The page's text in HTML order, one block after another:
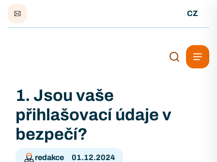
CZ
1. Jsou vaše
přihlašovací údaje v
bezpečí?
redakce 01.12.2024